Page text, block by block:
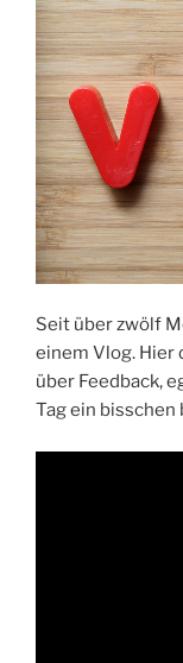
Seit über zwölf
einem Vlog. Hier
über Feedback,
Tag ein